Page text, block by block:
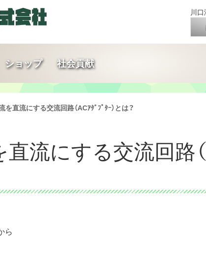
川
ショップ 社会貢献
直流にする交流回路（ACｱﾀﾞﾌﾟﾀｰ）とは？
流にする交流回路
ら